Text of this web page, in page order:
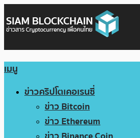
เมนู
ข่าวคริปโตเคอเรนซี่
ข่าว Bitcoin
ข่าว Ethereum